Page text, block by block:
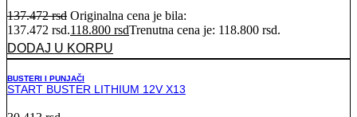
137.472rsd Originalna cena je bila:
137.472 rsd.118.800 rsdTrenutna cena je: 118.800 rsd.
DODAJ U KORPU
BUSTERI I PUNJAČI
START BUSTER LITHIUM 12V X13